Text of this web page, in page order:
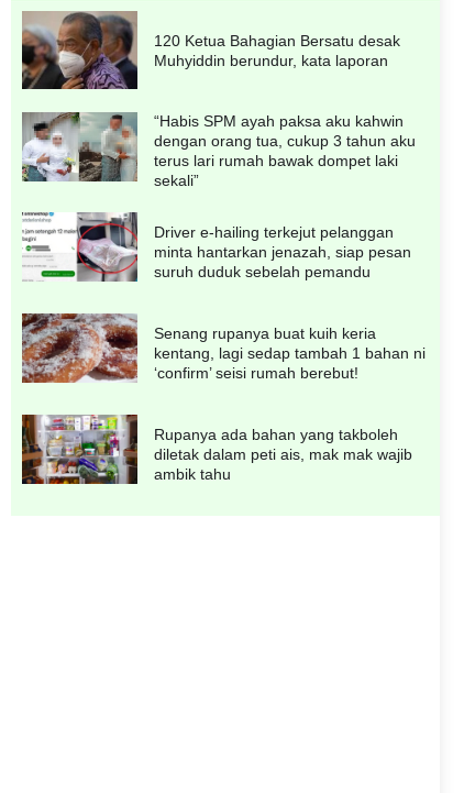
120 Ketua Bahagian Bersatu desak
Muhyiddin berundur, kata laporan
“Habis SPM ayah paksa aku kahwin
dengan orang tua, cukup 3 tahun aku
terus lari rumah bawak dompet laki
sekali”
Driver e-hailing terkejut pelanggan
minta hantarkan jenazah, siap pesan
suruh duduk sebelah pemandu
Senang rupanya buat kuih keria
kentang, lagi sedap tambah 1 bahan ni
‘confirm’ seisi rumah berebut!
Rupanya ada bahan yang takboleh
diletak dalam peti ais, mak mak wajib
ambik tahu